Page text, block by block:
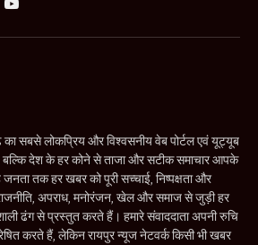
YouTube
का सबसे लोकप्रिय और विश्वसनीय वेब पोर्टल एवं यूट्यूब
देश के हर कोने से ताजा और सटीक समाचार आपके
जनता तक हर खबर को पूरी सच्चाई, निष्पक्षता और
राजनीति, अपराध, मनोरंजन, खेल और समाज से जुड़ी हर
ढंग से प्रस्तुत करते हैं। हमारे संवाददाता अपनी रुचि
करते हैं, लेकिन रायपुर न्यूज नेटवर्क किसी भी खबर